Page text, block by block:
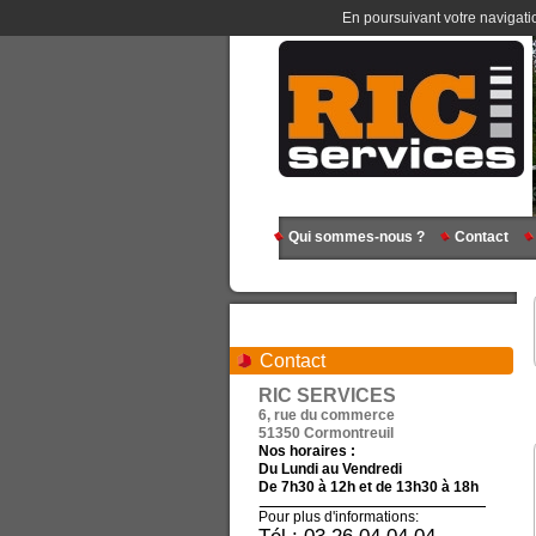
En poursuivant votre
Qui sommes-nous ? Contact
Contact
RIC SERVICES
6, rue du commerce
51350 Cormontreuil
Nos horaires :
Du Lundi au Vendredi
De 7h30 à 12h et de 13h30 à 18h
Pour plus d'informations: